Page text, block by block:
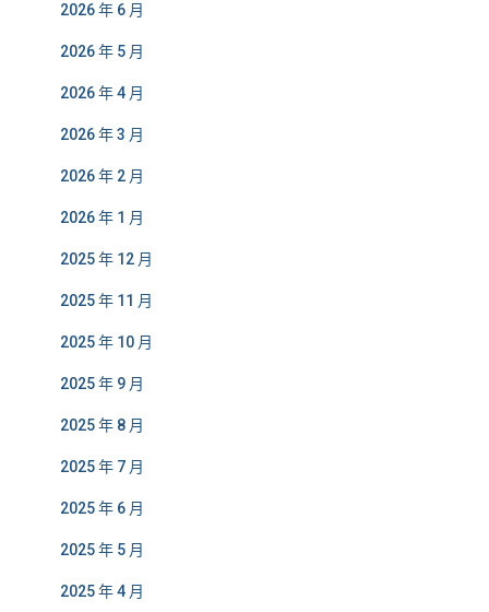
2026 年 6 月
2026 年 5 月
2026 年 4 月
2026 年 3 月
2026 年 2 月
2026 年 1 月
2025 年 12 月
2025 年 11 月
2025 年 10 月
2025 年 9 月
2025 年 8 月
2025 年 7 月
2025 年 6 月
2025 年 5 月
2025 年 4 月